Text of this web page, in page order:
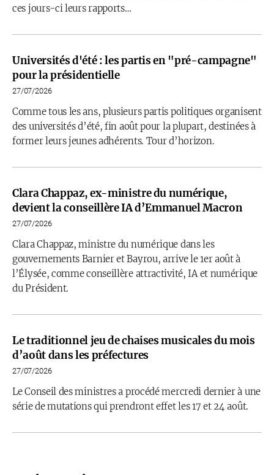
ces jours-ci leurs rapports…
Universités d'été : les partis en "pré-campagne"
pour la présidentielle
27/07/2026
Comme tous les ans, plusieurs partis politiques organisent
des universités d’été, fin août pour la plupart, destinées à
former leurs jeunes adhérents. Tour d’horizon.
Clara Chappaz, ex-ministre du numérique,
devient la conseillère IA d’Emmanuel Macron
27/07/2026
Clara Chappaz, ministre du numérique dans les
gouvernements Barnier et Bayrou, arrive le 1er août à
l’Élysée, comme conseillère attractivité, IA et numérique
du Président.
Le traditionnel jeu de chaises musicales du mois
d’août dans les préfectures
27/07/2026
Le Conseil des ministres a procédé mercredi dernier à une
série de mutations qui prendront effet les 17 et 24 août.